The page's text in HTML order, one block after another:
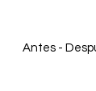
Antes -